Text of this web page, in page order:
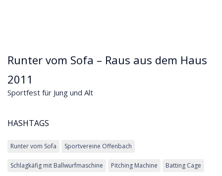
Runter vom Sofa – Raus aus dem Haus
2011
Sportfest für Jung und Alt
HASHTAGS
Runter vom Sofa Sportvereine Offenbach
Schlagkäfig mit Ballwurfmaschine Pitching Machine Batting Cage